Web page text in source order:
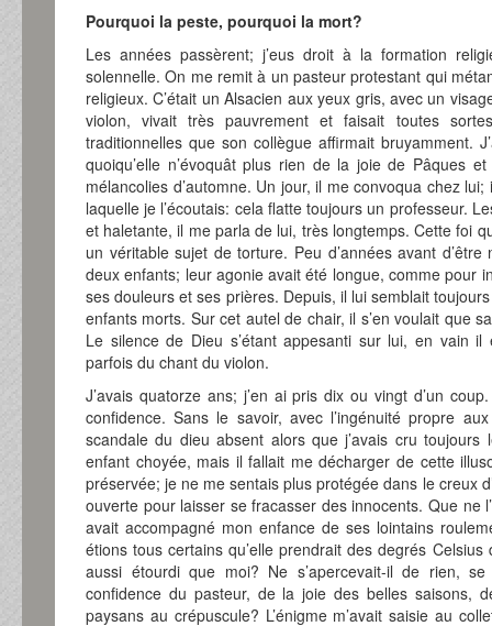
Pourquoi la peste, pourquoi la mort?
Les années passèrent; j’eus droit à la formation
solennelle. On me remit à un pasteur protestant qui
religieux. C’était un Alsacien aux yeux gris, avec un
violon, vivait très pauvrement et faisait toutes
traditionnelles que son collègue affirmait bruyamment.
quoiqu’elle n’évoquât plus rien de la joie de Pâques
mélancolies d’automne. Un jour, il me convoqua chez
laquelle je l’écoutais: cela flatte toujours un professeur.
et haletante, il me parla de lui, très longtemps. Cette foi
un véritable sujet de torture. Peu d’années avant
deux enfants; leur agonie avait été longue, comme pour
ses douleurs et ses prières. Depuis, il lui semblait
enfants morts. Sur cet autel de chair, il s’en voulait que
Le silence de Dieu s’étant appesanti sur lui, en vain
parfois du chant du violon.
J’avais quatorze ans; j’en ai pris dix ou vingt d’un
confidence. Sans le savoir, avec l’ingénuité propre
scandale du dieu absent alors que j’avais cru toujours
enfant choyée, mais il fallait me décharger de cette
préservée; je ne me sentais plus protégée dans le creux
ouverte pour laisser se fracasser des innocents. Que ne
avait accompagné mon enfance de ses lointains
étions tous certains qu’elle prendrait des degrés
aussi étourdi que moi? Ne s’apercevait-il de rien,
confidence du pasteur, de la joie des belles saisons,
paysans au crépuscule? L’énigme m’avait saisie au